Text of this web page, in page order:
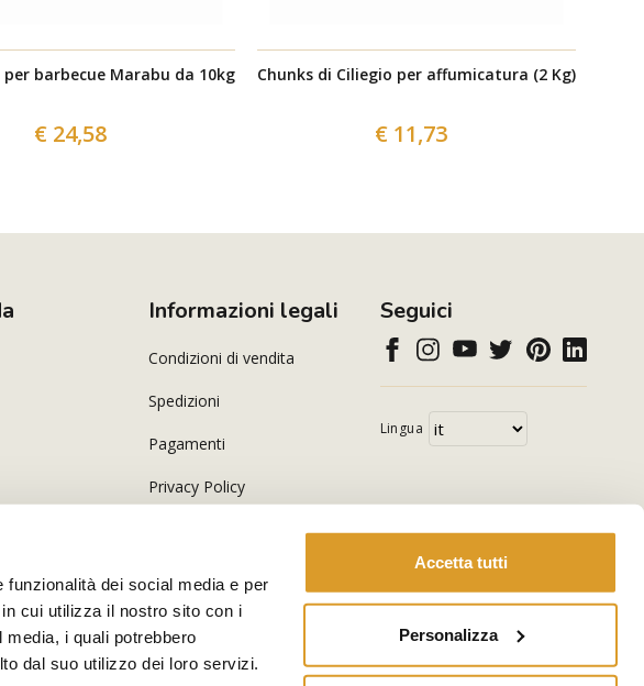
dei social media e per
cui utilizza il nostro sito con i
i quali potrebbero
dal suo utilizzo dei loro servizi.
Accetta tutti
Personalizza
per barbecue Marabu da 10kg
€ 24,58
Chunks di Ciliegio per affumicatura (2 Kg)
€ 11,73
Informazioni legali
Condizioni di vendita
Spedizioni
Pagamenti
Privacy Policy
Seguici
Lingua